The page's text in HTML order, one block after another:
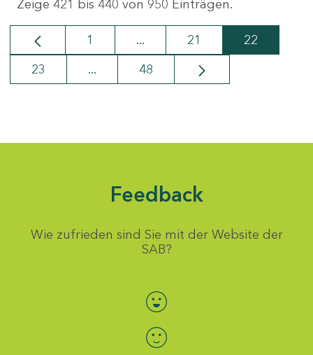
Zeige 421 bis 440 von 950 Einträgen.
Seite
1 ...Zwischenseiten Navigieren
Seite
21 Seite
22
Seite
23 ...Zwischenseiten Navigieren mit TAB-
Seite
48
Feedback
Wie zufrieden sind Sie mit der Website der
SAB?
Bewertung auswählen